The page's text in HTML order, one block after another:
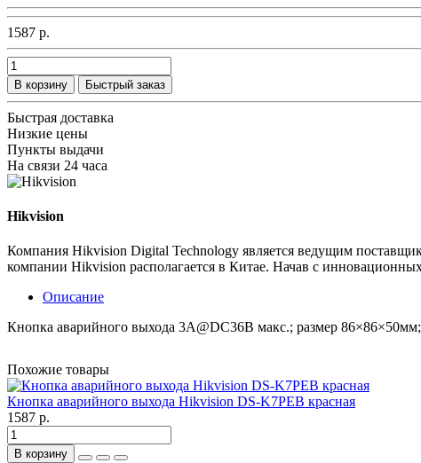
1587 р.
В корзину Быстрый заказ
Быстрая доставка
Низкие цены
Пункты выдачи
На связи 24 часа
Hikvision
Компания Hikvision Digital Technology является ведущим
компании Hikvision располагается в Китае. Начав с
Описание
Кнопка аварийного выхода 3A@DC36В макс.; размер
Похожие товары
Кнопка аварийного выхода Hikvision DS-K7PEB красная
1587 р.
В корзину